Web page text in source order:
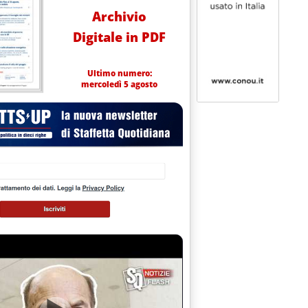
Archivio
Digitale in PDF
Ultimo numero:
mercoledì 5 agosto